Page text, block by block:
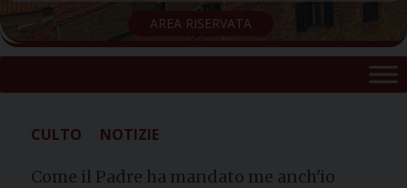
AREA RISERVATA
CULTO NOTIZIE
Come il Padre ha mandato me anch'io